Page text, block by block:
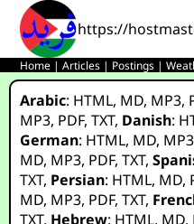
https://
Home |Articles | Postings |
Arabic: HTML, MD, MP3,
MP3, PDF,TXT, Danish:
German: HTML, MD, MP3
MD, MP3, PDF,TXT,
TXT, Persian: HTML, MD,
MD, MP3, PDF,TXT,
TXT, Hebrew: HTML, MD,